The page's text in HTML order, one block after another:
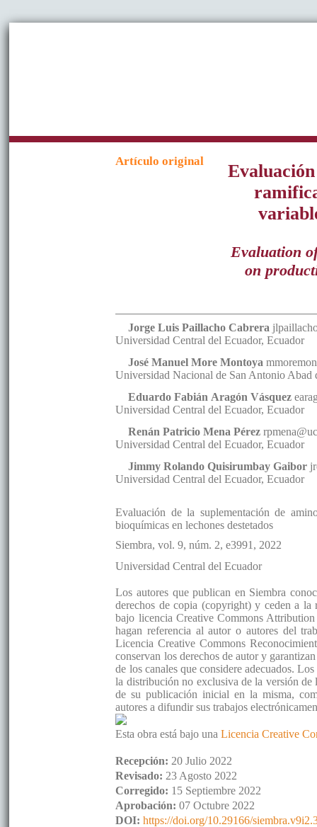
Artículo original
Evaluation
on
Jorge Luis Paillacho Cabrera
Universidad Central del Ecuador,Ecuador
José Manuel More Montoya
Universidad Nacional de San Antonio Abad
Eduardo Fabián Aragón Vásquez
Universidad Central del Ecuador,Ecuador
Renán Patricio Mena Pérez
Universidad Central del Ecuador,Ecuador
Jimmy Rolando Quisirumbay Gaibor
Universidad Central del Ecuador,Ecuador
Evaluación de la suplementación de
bioquímicas en lechones destetados
Siembra, vol. 9, núm. 2, e3991 , 2022
Universidad Central del Ecuador
Los autores que publican en Siembra
derechos de copia (copyright) y ceden a
bajo licencia Creative Commons
hagan referencia al autor o autores del
Licencia Creative Commons
conservan los derechos de autor y
de los canales que considere adecuados.
la distribución no exclusiva de la versión
de su publicación inicial en la misma,
autores a difundir sus trabajos
Esta obra está bajo unaLicencia Creative
Recepción: 20 Julio 2022
Revisado: 23 Agosto 2022
Corregido: 15 Septiembre 2022
Aprobación:07 Octubre 2022
DOI:https://doi.org/10.29166/